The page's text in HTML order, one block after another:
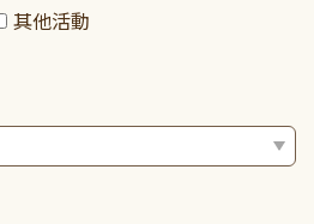
其他活動